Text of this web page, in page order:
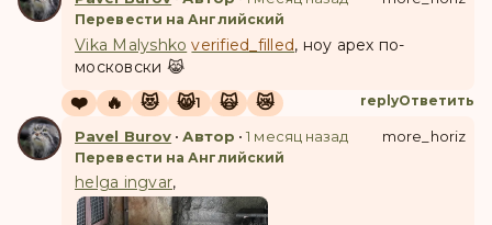
Перевести на Английский
Vika Malyshko verified_filled, ноу арех по-
московски 😹
❤️ 🔥 😻 😸1 🙀 😿 replyОтветить
Pavel Burov •Автор •1 месяц назад
Перевести на Английский
more_horiz
helga ingvar,